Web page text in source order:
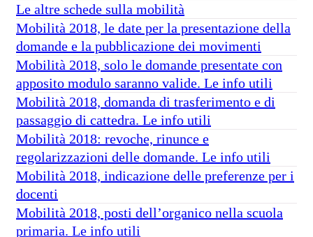
Le altre schede sulla mobilità
Mobilità 2018, le date per la presentazione della
domande e la pubblicazione dei movimenti
Mobilità 2018, solo le domande presentate con
apposito modulo saranno valide. Le info utili
Mobilità 2018, domanda di trasferimento e di
passaggio di cattedra. Le info utili
Mobilità 2018: revoche, rinunce e
regolarizzazioni delle domande. Le info utili
Mobilità 2018, indicazione delle preferenze per i
docenti
Mobilità 2018, posti dell’organico nella scuola
primaria. Le info utili